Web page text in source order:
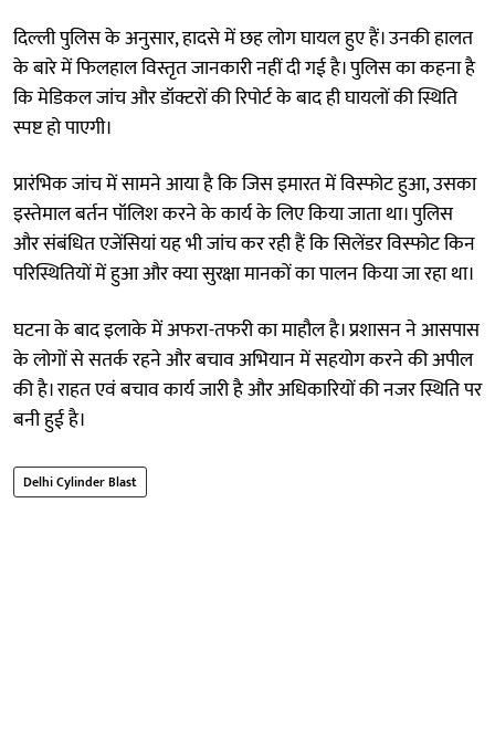
दिल्ली पुलिस के अनुसार, हादसे में छह लोग घायल हुए हैं। उनकी हालत
के बारे में फिलहाल विस्तृत जानकारी नहीं दी गई है। पुलिस का कहना है
कि मेडिकल जांच और डॉक्टरों की रिपोर्ट के बाद ही घायलों की स्थिति
स्पष्ट हो पाएगी।
प्रारंभिक जांच में सामने आया है कि जिस इमारत में विस्फोट हुआ, उसका
इस्तेमाल बर्तन पॉलिश करने के कार्य के लिए किया जाता था। पुलिस
और संबंधित एजेंसियां यह भी जांच कर रही हैं कि सिलेंडर विस्फोट किन
परिस्थितियों में हुआ और क्या सुरक्षा मानकों का पालन किया जा रहा था।
घटना के बाद इलाके में अफरा-तफरी का माहौल है। प्रशासन ने आसपास
के लोगों से सतर्क रहने और बचाव अभियान में सहयोग करने की अपील
की है। राहत एवं बचाव कार्य जारी है और अधिकारियों की नजर स्थिति पर
बनी हुई है।
Delhi Cylinder Blast